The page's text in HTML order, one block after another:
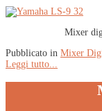
Mixer
Pubblicato in Mixer
Leggi tutto...